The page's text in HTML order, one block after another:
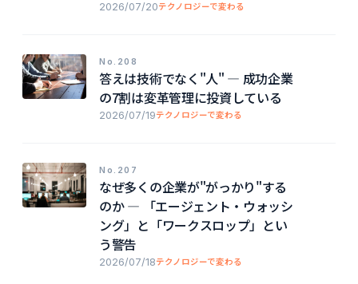
2026/07/20テクノロジーで変わる
No.208
答えは技術でなく"人" ― 成功企業
の7割は変革管理に投資している
2026/07/19テクノロジーで変わる
No.207
なぜ多くの企業が"がっかり"する
のか ― 「エージェント・ウォッシ
ング」と「ワークスロップ」とい
う警告
2026/07/18テクノロジーで変わる